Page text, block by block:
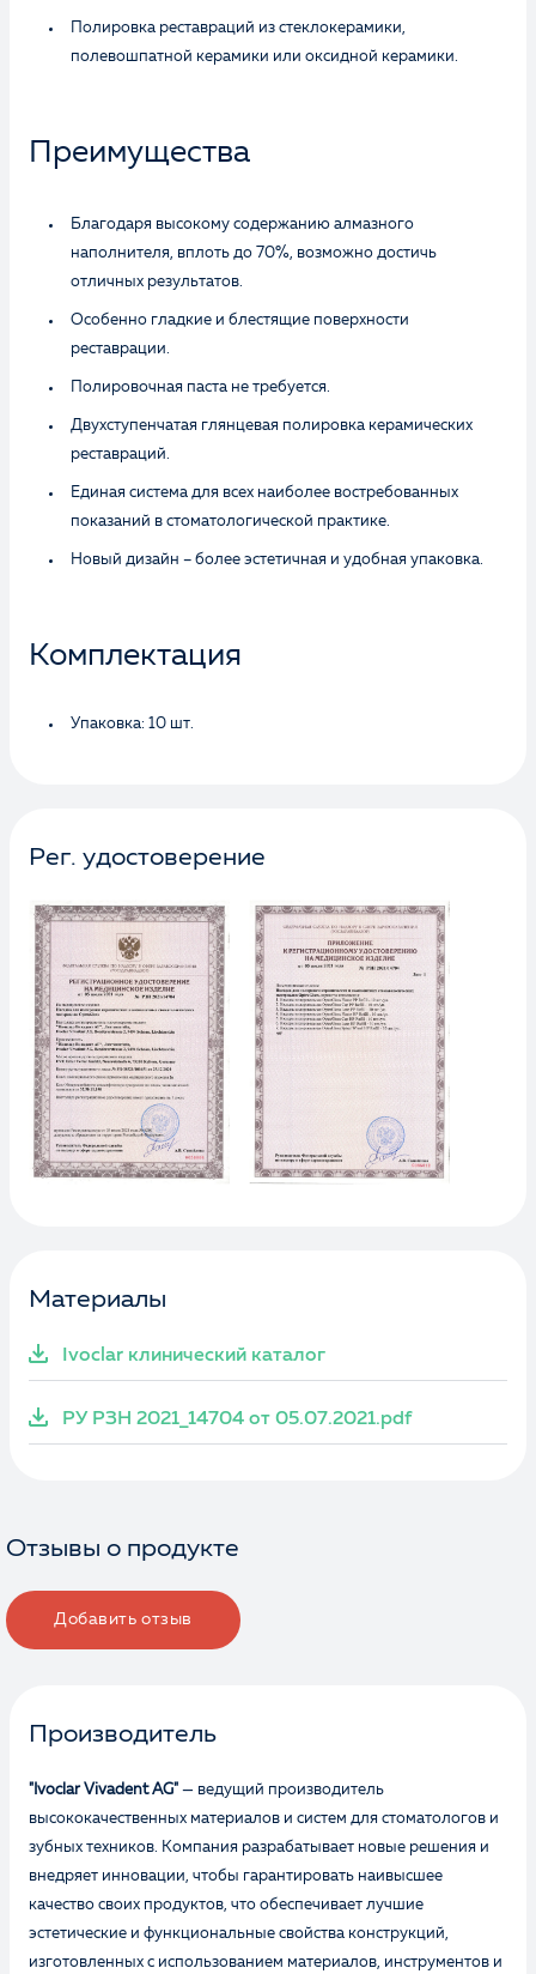
Полировка реставраций из стеклокерамики,
полевошпатной керамики или оксидной керамики.
Преимущества
Благодаря высокому содержанию алмазного
наполнителя, вплоть до 70%, возможно достичь
отличных результатов.
Особенно гладкие и блестящие поверхности
реставрации.
Полировочная паста не требуется.
Двухступенчатая глянцевая полировка керамических
реставраций.
Единая система для всех наиболее востребованных
показаний в стоматологической практике.
Новый дизайн – более эстетичная и удобная упаковка.
Комплектация
Упаковка: 10 шт.
Рег. удостоверение
Материалы
Ivoclar клинический каталог
РУ РЗН 2021_14704 от 05.07.2021.pdf
Отзывы о продукте
Добавить отзыв
Производитель
"Ivoclar Vivadent AG" — ведущий производитель
высококачественных материалов и систем для стоматологов и
зубных техников. Компания разрабатывает новые решения и
внедряет инновации, чтобы гарантировать наивысшее
качество своих продуктов, что обеспечивает лучшие
эстетические и функциональные свойства конструкций,
изготовленных с использованием материалов, инструментов и